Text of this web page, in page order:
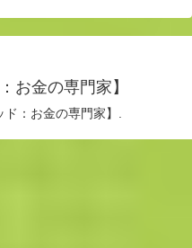
お金の専門家】
：お金の専門家】.